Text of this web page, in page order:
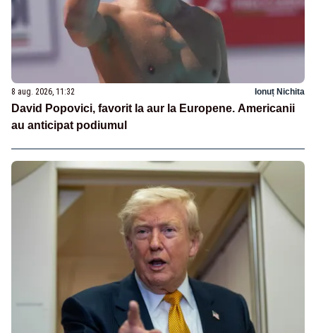
8 aug. 2026, 11:32 Ionuț Nichita
David Popovici, favorit la aur la Europene. Americanii
au anticipat podiumul